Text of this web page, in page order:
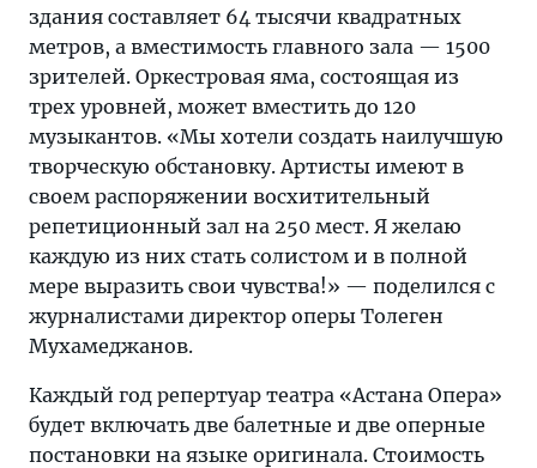
здания составляет 64 тысячи квадратных
метров, а вместимость главного зала — 1500
зрителей. Оркестровая яма, состоящая из
трех уровней, может вместить до 120
музыкантов. «Мы хотели создать наилучшую
творческую обстановку. Артисты имеют в
своем распоряжении восхитительный
репетиционный зал на 250 мест. Я желаю
каждую из них стать солистом и в полной
мере выразить свои чувства!» — поделился с
журналистами директор оперы Толеген
Мухамеджанов.
Каждый год репертуар театра «Астана Опера»
будет включать две балетные и две оперные
постановки на языке оригинала. Стоимость